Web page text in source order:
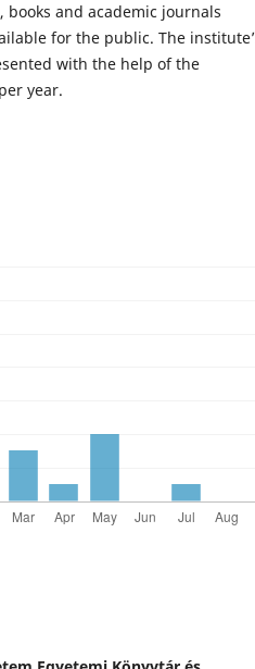
and academic journals
for the public. The
with the help of the
year.